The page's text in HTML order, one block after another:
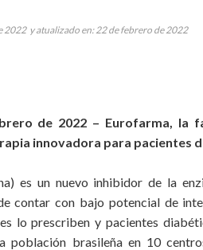
2022 y atualizado en: 22 de febrero de 2022
de 2022 – Eurofarma, la
innovadora para pacientes
es un nuevo inhibidor de la
contar con bajo potencial de
lo prescriben y pacientes
población brasileña en 10